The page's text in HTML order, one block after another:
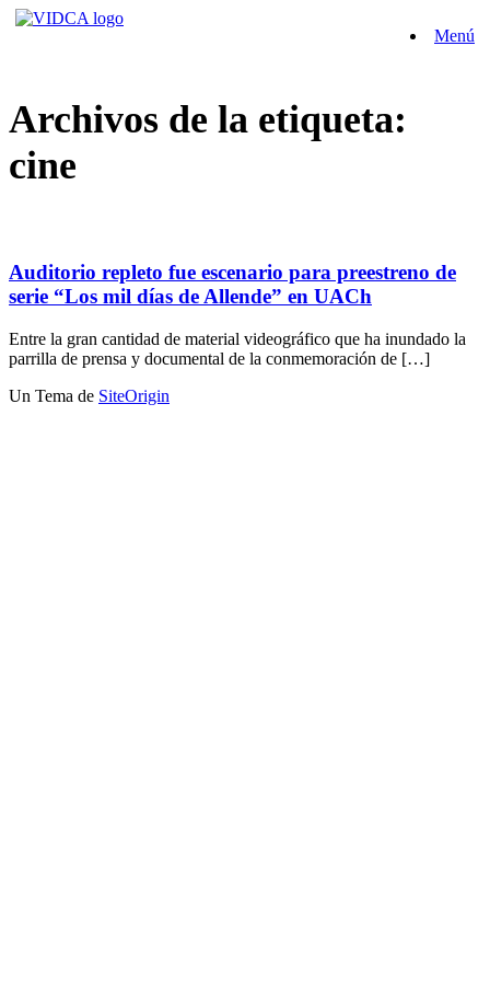
Saltar
Menú
Archivos de la etiqueta:
cine
Auditorio repleto fue escenario para preestreno de
serie “Los mil días de Allende” en UACh
Entre la gran cantidad de material videográfico que ha inundado la
parrilla de prensa y documental de la conmemoración de […]
Un Tema de SiteOrigin